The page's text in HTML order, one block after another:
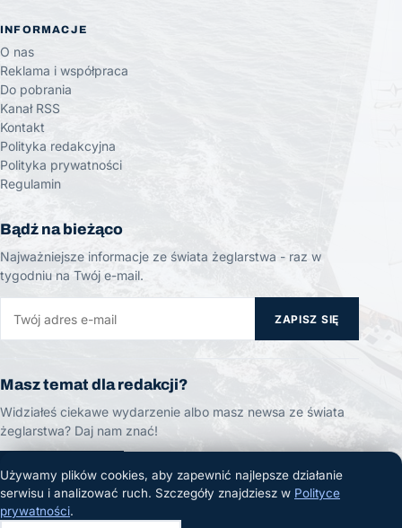
INFORMACJE
O nas
Reklama i współpraca
Do pobrania
Kanał RSS
Kontakt
Polityka redakcyjna
Polityka prywatności
Regulamin
Bądź na bieżąco
Najważniejsze informacje ze świata żeglarstwa - raz w
tygodniu na Twój e-mail.
ZAPISZ SIĘ
Masz temat dla redakcji?
Widziałeś ciekawe wydarzenie albo masz newsa ze świata
żeglarstwa? Daj nam znać!
ZGŁOŚ TEMAT
Używamy plików cookies, aby zapewnić najlepsze działanie
serwisu i analizować ruch. Szczegóły znajdziesz w Polityce
prywatności.